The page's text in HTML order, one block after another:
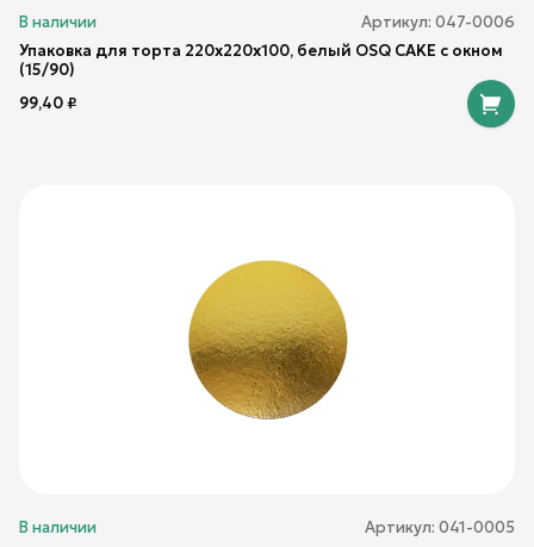
В наличии Артикул: 047-0006
Упаковка для торта 220x220x100, белый OSQ CAKE с окном
(15/90)
99,40₽
В наличии Артикул: 041-0005